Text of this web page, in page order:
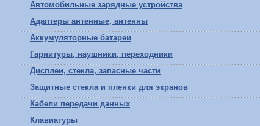
Автомобильные зарядные устройства
Адаптеры антенные, антенны
Аккумуляторные батареи
Гарнитуры, наушники, переходники
Дисплеи, стекла, запасные части
Защитные стекла и пленки для экранов
Кабели передачи данных
Клавиатуры